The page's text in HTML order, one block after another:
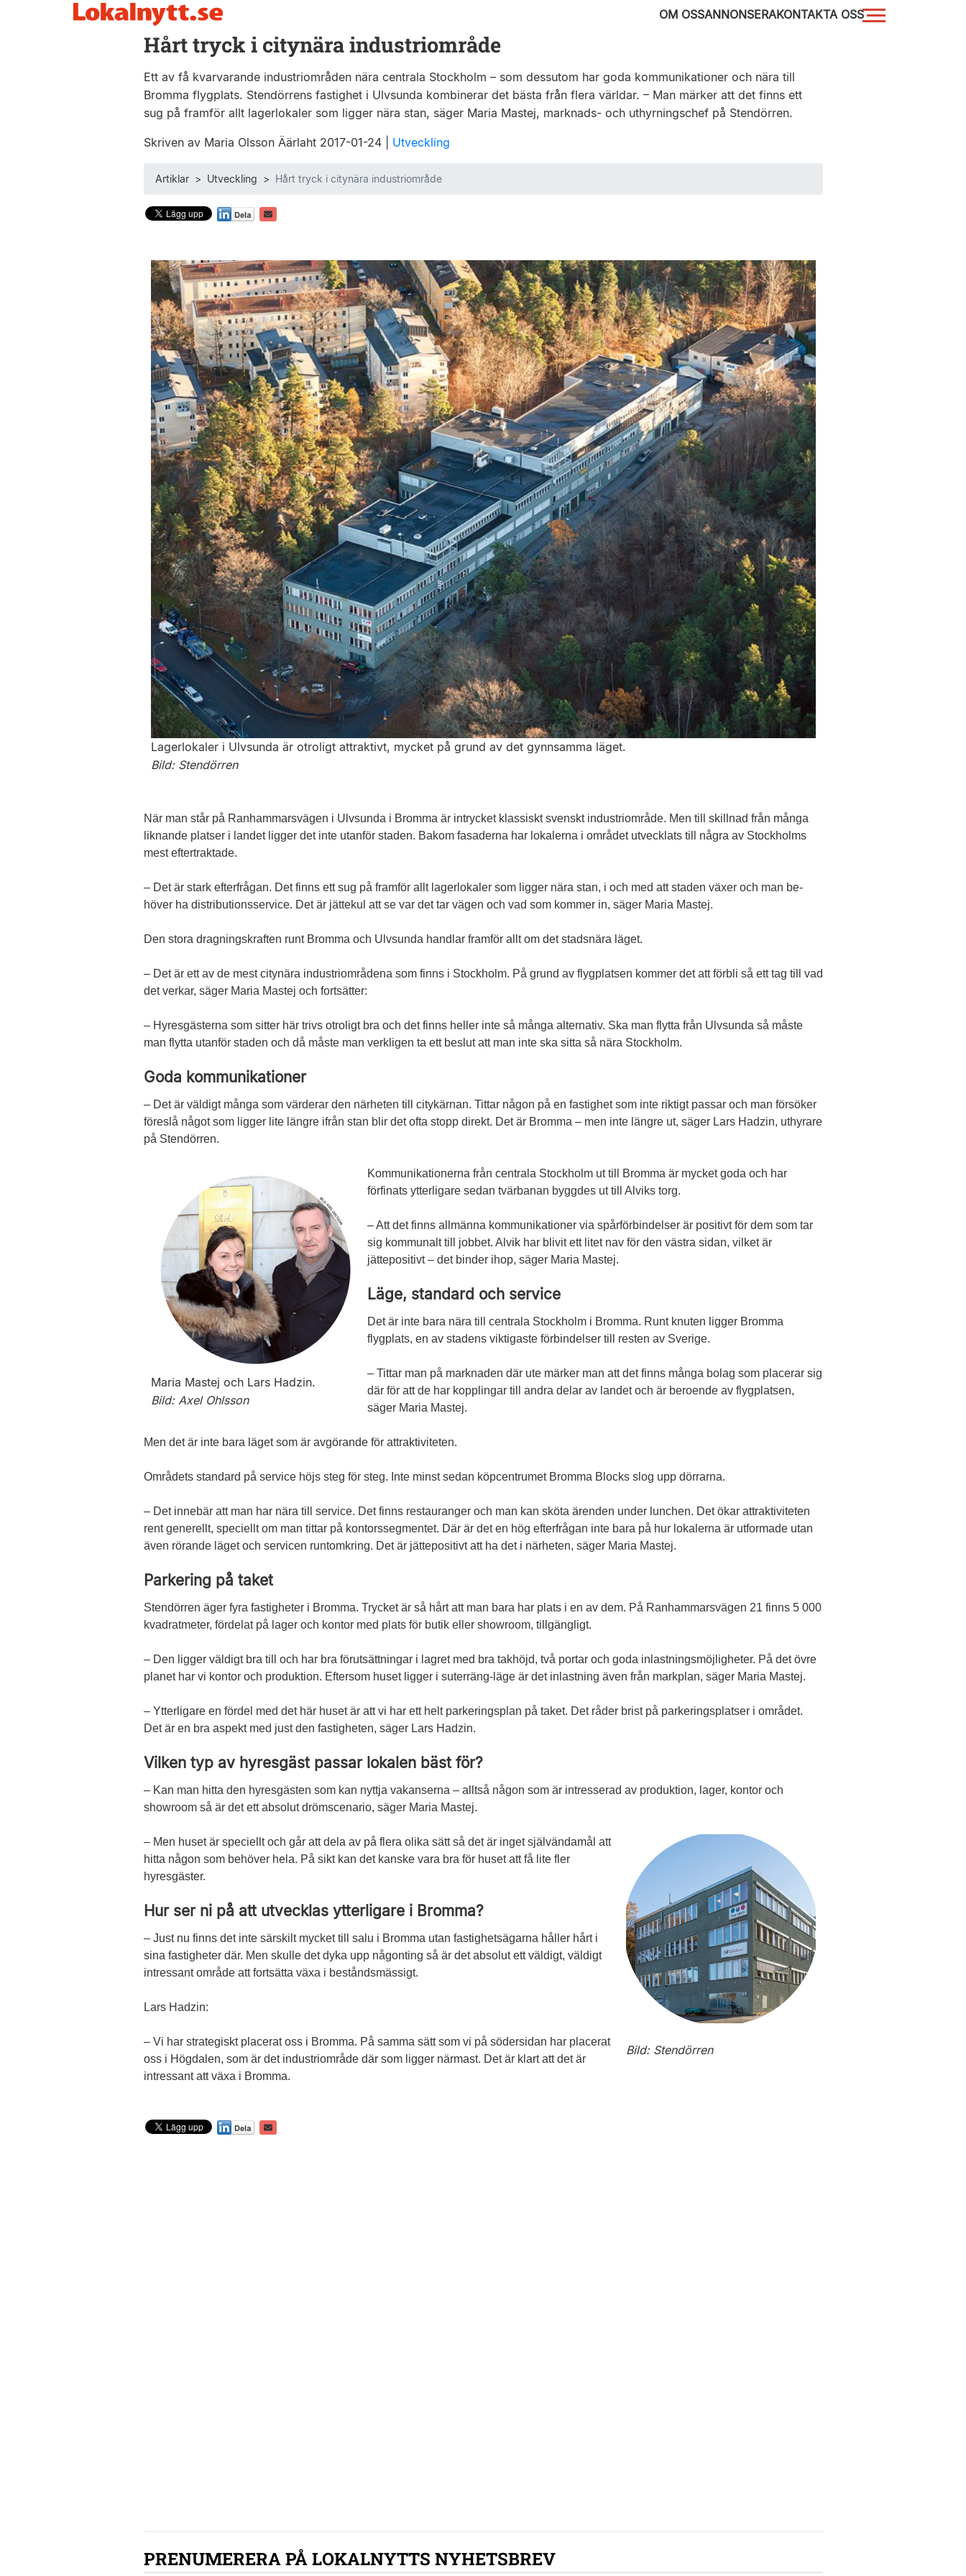
OM OSSANNONSERAKONTAKTA OSS
Hårt tryck i citynära industriområde
Ett av få kvarvarande industriområden nära centrala Stockholm – som dessutom har goda kommunikationer och nära till
Bromma flygplats. Stendörrens fastighet i Ulvsunda kombinerar det bästa från flera världar. – Man märker att det finns ett
sug på framför allt lager­lokaler som ligger nära stan, säger Maria Mastej, marknads- och uthyrningschef på Stendörren.
Skriven av Maria Olsson Äärlaht 2017-01-24 Utveckling
Artiklar> Utveckling > Hårt tryck i citynära industriområde
Lagerlokaler i Ulvsunda är otroligt attraktivt, mycket på grund av det gynnsamma läget.
Bild: Stendörren
När man står på Ranhammarsvägen i Ulvsunda i Bromma är intrycket klassiskt svenskt industriområde. Men till skillnad från många
liknande platser i landet ligger det inte utanför staden. Bakom fasaderna har lokalerna i området utvecklats till några av Stockholms
mest efter­traktade.
– Det är stark efterfrågan. Det finns ett sug på framför allt lagerlokaler som ligger nära stan, i och med att staden växer och man be­
höver ha distributionsservice. Det är jättekul att se var det tar vägen och vad som kommer in, säger Maria Mastej.
Den stora dragningskraften runt Bromma och Ulvsunda handlar framför allt om det stadsnära läget.
– Det är ett av de mest citynära industriområdena som finns i Stockholm. På grund av flygplatsen kommer det att förbli så ett tag till vad
det verkar, säger Maria Mastej och fortsätter:
– Hyresgästerna som sitter här trivs otroligt bra och det finns heller inte så många alternativ. Ska man flytta från Ulvsunda så måste
man flytta utanför staden och då måste man verkligen ta ett beslut att man inte ska sitta så nära Stockholm.
Goda kommunikationer
– Det är väldigt många som värderar den närheten till citykärnan. Tittar någon på en fastighet som inte riktigt passar och man försöker
föreslå något som ligger lite längre ifrån stan blir det ofta stopp direkt. Det är Bromma – men inte längre ut, säger Lars Hadzin, ut­hyrare
på Stendörren.
Maria Mastej och Lars Hadzin.
Bild: Axel Ohlsson
Kommunikationerna från centrala Stockholm ut till Bromma är mycket goda och har
förfinats ytterligare sedan tvärbanan byggdes ut till Alviks torg.
– Att det finns allmänna kommunikationer via spårförbindelser är positivt för dem som tar
sig kommunalt till jobbet. Alvik har blivit ett litet nav för den västra sidan, vilket är
jättepositivt – det binder ihop, säger Maria Mastej.
Läge, standard och service
Det är inte bara nära till centrala Stockholm i Bromma. Runt knuten ligger Bromma
flygplats, en av stadens viktigaste förbindelser till resten av Sverige.
– Tittar man på marknaden där ute märker man att det finns många bolag som placerar sig
där för att de har kopplingar till andra delar av landet och är beroende av flygplatsen,
säger Maria Mastej.
Men det är inte bara läget som är avgörande för attraktiviteten.
Områdets standard på service höjs steg för steg. Inte minst sedan köpcentrumet Bromma Blocks slog upp dörrarna.
– Det innebär att man har nära till service. Det finns restauranger och man kan sköta ärenden under lunchen. Det ökar attraktiviteten
rent generellt, speciellt om man tittar på kontorssegmentet. Där är det en hög efterfrågan inte bara på hur lokalerna är utformade utan
även rörande läget och servicen runtomkring. Det är jättepositivt att ha det i närheten, säger ­Maria Mastej.
Parkering på taket
Stendörren äger fyra fastigheter i Bromma. Trycket är så hårt att man bara har plats i en av dem. På Ranhammarsvägen 21 finns 5 000
kvadratmeter, fördelat på lager och kontor med plats för butik eller showroom, tillgängligt.
– Den ligger väldigt bra till och har bra förutsättningar i lagret med bra takhöjd, två portar och goda inlastningsmöjligheter. På det övre
planet har vi kontor och produktion. Eftersom huset ligger i suterräng-läge är det inlastning även från markplan, säger Maria Mastej.
– Ytterligare en fördel med det här huset är att vi har ett helt parkeringsplan på taket. Det råder brist på parkeringsplatser i området.
Det är en bra aspekt med just den fastigheten, säger Lars Hadzin.
Vilken typ av hyresgäst passar lokalen bäst för?
– Kan man hitta den hyresgästen som kan nyttja ­vakanserna – alltså någon som är intresserad av ­produktion, lager, kontor och
showroom så är det ett absolut drömscenario, säger Maria Mastej.
Bild: Stendörren
– Men huset är speciellt och går att dela av på flera olika sätt så det är inget självändamål att
hitta någon som behöver hela. På sikt kan det kanske vara bra för huset att få lite fler
hyresgäster.
Hur ser ni på att utvecklas ytterligare i Bromma?
– Just nu finns det inte särskilt mycket till salu i Bromma utan fastighetsägarna håller hårt i
sina fastigheter där. Men skulle det dyka upp någonting så är det absolut ett väldigt, väldigt
intressant område att fortsätta växa i beståndsmässigt.
Lars Hadzin:
– Vi har strategiskt placerat oss i Bromma. På samma sätt som vi på södersidan har placerat
oss i Högdalen, som är det industriområde där som ligger närmast. Det är klart att det är
intressant att växa i Bromma.
PRENUMERERA PÅ LOKALNYTTS NYHETSBREV